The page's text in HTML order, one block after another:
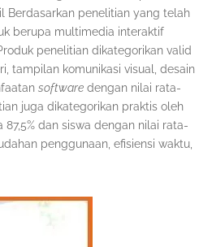
Berdasarkan penelitian yang telah
berupa multimedia interaktif
penelitian dikategorikan valid
tampilan komunikasi visual, desain
software dengan nilai rata-
juga dikategorikan praktis oleh
dan siswa dengan nilai rata-
penggunaan, efisiensi waktu,